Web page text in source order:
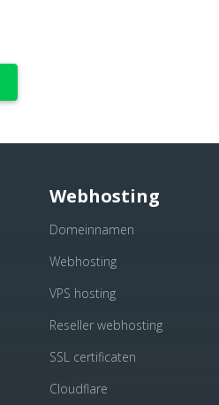
Webhosting
Domeinnamen
Webhosting
VPS hosting
Reseller webhosting
SSL certificaten
Cloudflare